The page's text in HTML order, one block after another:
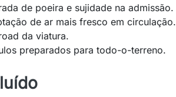
de poeira e sujidade na admissão.
de ar mais fresco em circulação.
da viatura.
preparados para todo-o-terreno.